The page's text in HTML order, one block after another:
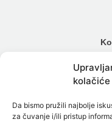
kolačiće
Da bismo pružili najbolje
za čuvanje i/ili pristup